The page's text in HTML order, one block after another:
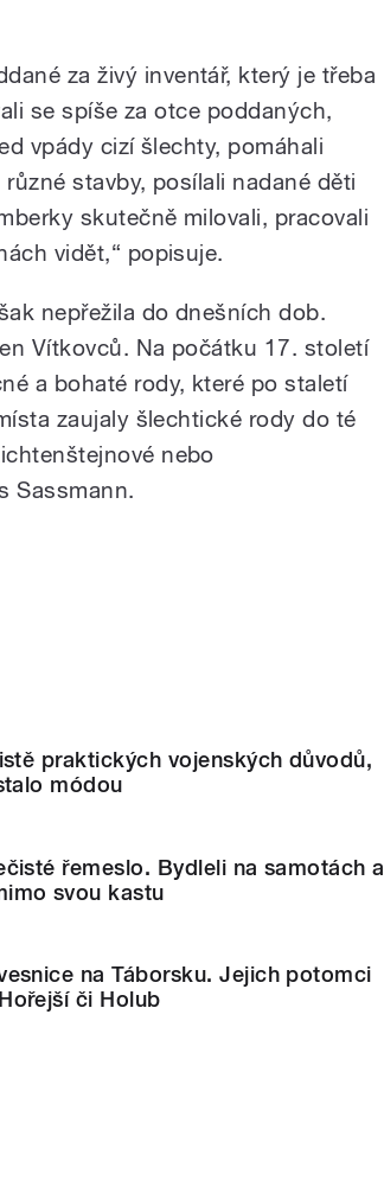
za živý inventář, který je třeba
se spíše za otce poddaných,
vpády cizí šlechty, pomáhali
stavby, posílali nadané děti
skutečně milovali, pracovali
vidět,“ popisuje.
nepřežila do dnešních dob.
Vítkovců. Na počátku 17. století
a bohaté rody, které po staletí
zaujaly šlechtické rody do té
nebo
Sassmann.
praktických vojenských důvodů,
módou
řemeslo. Bydleli na samotách a
svou kastu
na Táborsku. Jejich potomci
či Holub